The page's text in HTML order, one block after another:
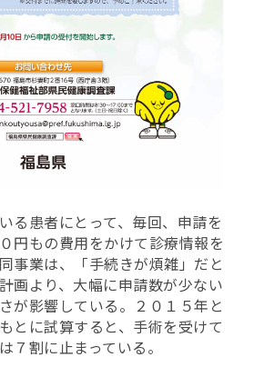
る患者にとって、毎回、申請を
円もの費用をかけて診療情報を
事業は、「手続きが煩雑」だと
画より、大幅に申請数が少ない
が影響している。２０１５年と
とに試算すると、手術を受けて
７割に止まっている。